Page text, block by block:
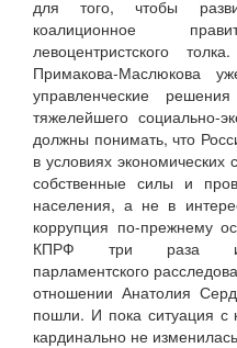
для того, чтобы
коалиционное
левоцентристского
Примакова-Маслюкова
управленческие
тяжелейшего социально-
должны понимать, что
в условиях экономических
собственные силы и
населения, а не в
коррупция по-прежнему
КПРФ три раза
парламентского
отношении Анатолия
пошли. И пока ситуация с
кардинально не